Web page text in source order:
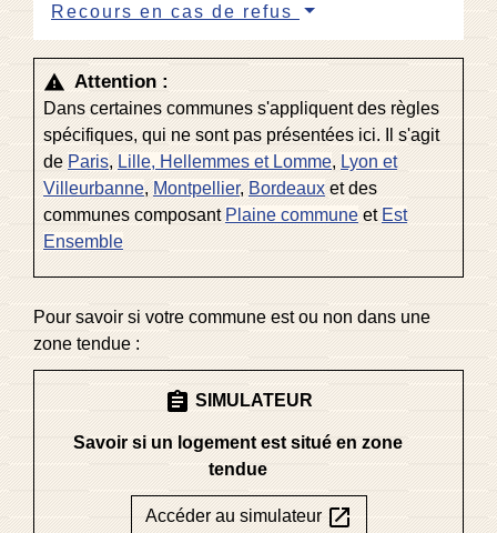
Recours en cas de refus
warning Attention :
Dans certaines communes s'appliquent des règles
spécifiques, qui ne sont pas présentées ici. Il s'agit
de Paris, Lille, Hellemmes et Lomme, Lyon et
Villeurbanne, Montpellier, Bordeaux et des
communes composant Plaine commune et Est
Ensemble
Pour savoir si votre commune est ou non dans une
zone tendue :
assignment SIMULATEUR
Savoir si un logement est situé en zone
tendue
Accéder au simulateur open_in_new